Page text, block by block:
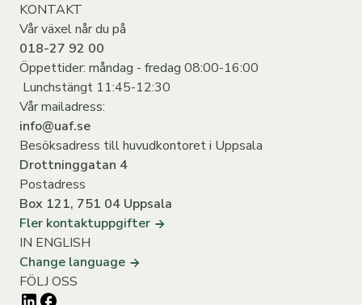
KONTAKT
Vår växel når du på
018-27 92 00
Öppettider: måndag - fredag 08:00-16:00
Lunchstängt 11:45-12:30
Vår mailadress:
info@uaf.se
Besöksadress till huvudkontoret i Uppsala
Drottninggatan 4
Postadress
Box 121, 751 04 Uppsala
Fler kontaktuppgifter
IN ENGLISH
Change language
FÖLJ OSS